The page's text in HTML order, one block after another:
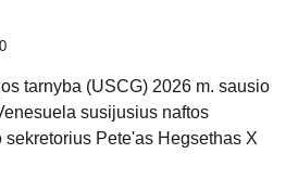
0
tarnyba (USCG) 2026 m. sausio
susijusius naftos
Pete'as Hegsethas X